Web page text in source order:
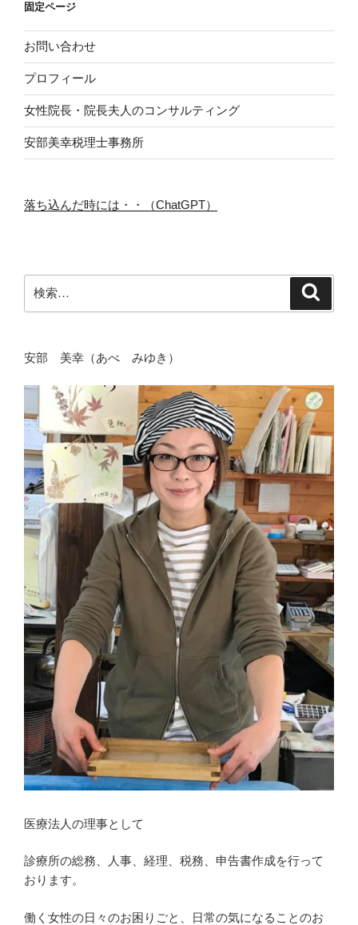
固定ページ
お問い合わせ
プロフィール
女性院長・院長夫人のコンサルティング
安部美幸税理士事務所
落ち込んだ時には・・（ChatGPT）
索:
安部 美幸（あべ みゆき）
医療法人の理事として
診療所の総務、人事、経理、税務、申告書作成を行って
おります。
働く女性の日々のお困りごと、日常の気になることのお